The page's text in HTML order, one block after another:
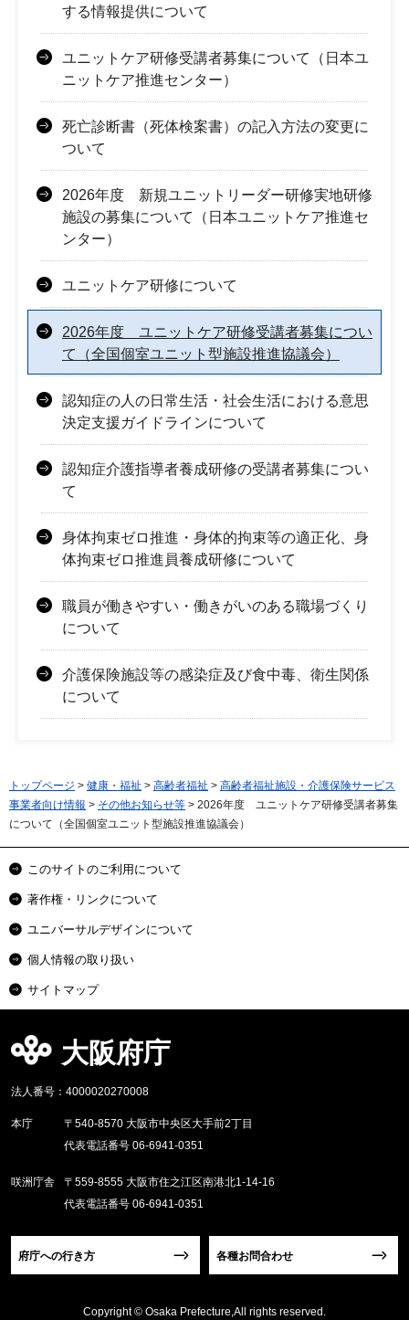
する情報提供について
ユニットケア研修受講者募集について（日本ユ
ニットケア推進センター）
死亡診断書（死体検案書）の記入方法の変更に
ついて
2026年度 新規ユニットリーダー研修実地研修
施設の募集について（日本ユニットケア推進セ
ンター）
ユニットケア研修について
2026年度 ユニットケア研修受講者募集につい
て（全国個室ユニット型施設推進協議会）
認知症の人の日常生活・社会生活における意思
決定支援ガイドラインについて
認知症介護指導者養成研修の受講者募集につい
て
身体拘束ゼロ推進・身体的拘束等の適正化、身
体拘束ゼロ推進員養成研修について
職員が働きやすい・働きがいのある職場づくり
について
介護保険施設等の感染症及び食中毒、衛生関係
について
トップページ > 健康・福祉 > 高齢者福祉 > 高齢者福祉施設・介護保険サービス
事業者向け情報 > その他お知らせ等 > 2026年度 ユニットケア研修受講者募集
について（全国個室ユニット型施設推進協議会）
このサイトのご利用について
著作権・リンクについて
ユニバーサルデザインについて
個人情報の取り扱い
サイトマップ
大阪府庁
法人番号：4000020270008
本庁
〒540-8570 大阪市中央区大手前2丁目
代表電話番号 06-6941-0351
咲洲庁舎
〒559-8555 大阪市住之江区南港北1-14-16
代表電話番号 06-6941-0351
府庁への行き方 各種お問合わせ
Copyright © Osaka Prefecture,All rights reserved.